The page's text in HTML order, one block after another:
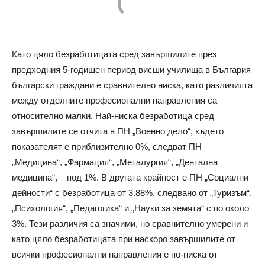
Като цяло безработицата сред завършилите през
предходния 5-годишен период висши училища в България
български граждани е сравнително ниска, като различията
между отделните професионални направления са
относително малки. Най-ниска безработица сред
завършилите се отчита в ПН „Военно дело“, където
показателят е приблизително 0%, следват ПН
„Медицина“, „Фармация“, „Металургия“, „Дентална
медицина“, – под 1%. В другата крайност е ПН „Социални
дейности“ с безработица от 3.88%, следвано от „Туризъм“,
„Психология“, „Педагогика“ и „Науки за земята“ с по около
3%. Тези различия са значими, но сравнително умерени и
като цяло безработицата при наскоро завършилите от
всички професионални направления е по-ниска от